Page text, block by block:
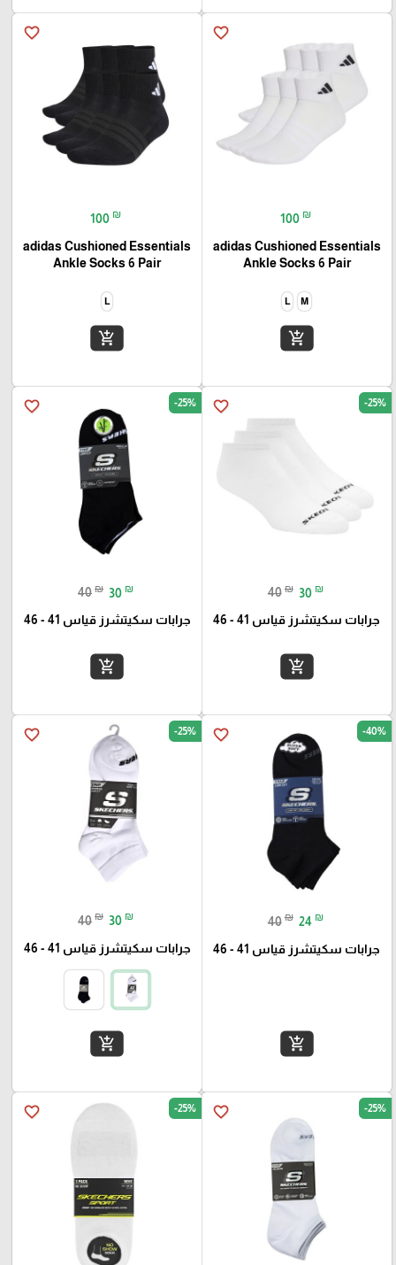
favorite_border
100 ₪
adidas Cushioned Essentials
Ankle Socks 6 Pair
M
L
add_shopping_cart
favorite_border
100 ₪
adidas Cushioned Essentials
Ankle Socks 6 Pair
L
add_shopping_cart
favorite_border -25%
40 ₪ 30 ₪
جرابات سكيتشرز قياس 41 - 46
add_shopping_cart
favorite_border -25%
40 ₪ 30 ₪
جرابات سكيتشرز قياس 41 - 46
add_shopping_cart
favorite_border -40%
40 ₪ 24 ₪
جرابات سكيتشرز قياس 41 - 46
add_shopping_cart
favorite_border -25%
40 ₪ 30 ₪
جرابات سكيتشرز قياس 41 - 46
add_shopping_cart
favorite_border -25%
favorite_border -25%